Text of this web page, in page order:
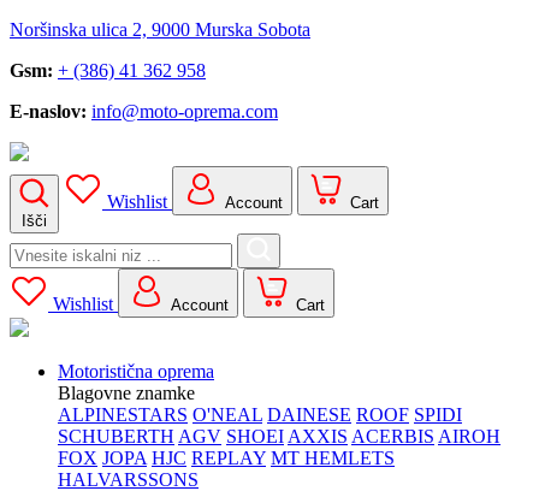
Noršinska ulica 2, 9000 Murska Sobota
Gsm: + (386) 41 362 958
E-naslov: info@moto-oprema.com
Išči
Wishlist Account Cart
Search
for:
Wishlist
Account Cart
Motoristična oprema
Blagovne znamke
ALPINESTARS O'NEAL DAINESE ROOF SPIDI
SCHUBERTH AGV SHOEI AXXIS ACERBIS AIROH
FOX JOPA HJC REPLAY MT HEMLETS
HALVARSSONS